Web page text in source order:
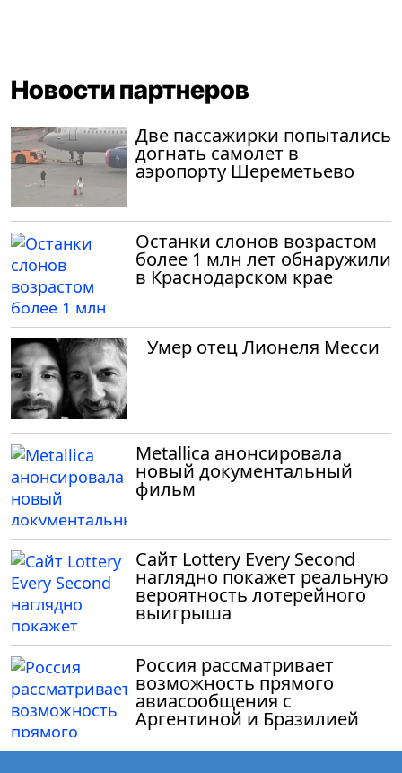
Новости партнеров
Две пассажирки попытались
догнать самолет в
аэропорту Шереметьево
Останки слонов возрастом
более 1 млн лет обнаружили
в Краснодарском крае
Умер отец Лионеля Месси
Metallica анонсировала
новый документальный
фильм
Сайт Lottery Every Second
наглядно покажет реальную
вероятность лотерейного
выигрыша
Россия рассматривает
возможность прямого
авиасообщения с
Аргентиной и Бразилией